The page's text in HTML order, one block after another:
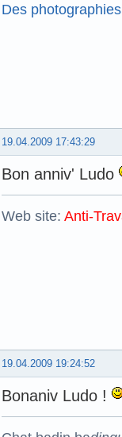
Des
19.04.2009 17:43:29
Bon anniv' Ludo
Web site: Anti-
19.04.2009 19:24:52
Bonaniv Ludo !